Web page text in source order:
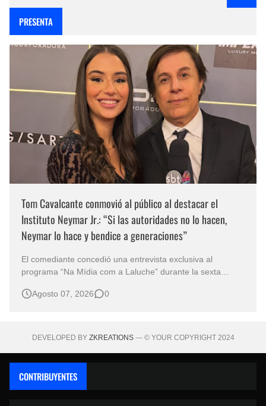
PRESENTA
Tom Cavalcante conmovió al público al destacar el
Instituto Neymar Jr.: “Si las autoridades no lo hacen,
Neymar lo hace y bendice a generaciones”
El comediante concedió una entrevista exclusiva al
programa “Na Mídia com a Laluche” durante la sexta
eventos benéficos más importantes de Brasil. En medio del
Agosto 07, 2026 0
DEVELOPED BY ZKREATIONS— © YOUR COPYRIGHT 2024
CONTRIBUYENTES